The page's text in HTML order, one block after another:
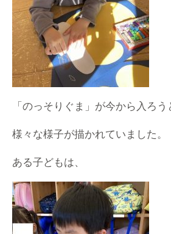
「のっそりぐま」が今から入ろ
様々な様子が描かれていました。
ある子どもは、